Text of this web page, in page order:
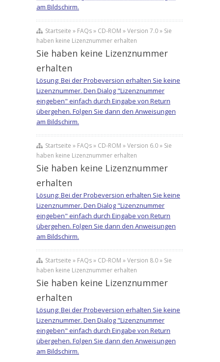
am Bildschirm.
Startseite » FAQs » CD-ROM » Version 7.0 » Sie
haben keine Lizenznummer erhalten
Sie haben keine Lizenznummer
erhalten
Lösung: Bei der Probeversion erhalten Sie keine
Lizenznummer. Den Dialog "Lizenznummer
eingeben" einfach durch Eingabe von Return
übergehen. Folgen Sie dann den Anweisungen
am Bildschirm.
Startseite » FAQs » CD-ROM » Version 6.0 » Sie
haben keine Lizenznummer erhalten
Sie haben keine Lizenznummer
erhalten
Lösung: Bei der Probeversion erhalten Sie keine
Lizenznummer. Den Dialog "Lizenznummer
eingeben" einfach durch Eingabe von Return
übergehen. Folgen Sie dann den Anweisungen
am Bildschirm.
Startseite » FAQs » CD-ROM » Version 8.0 » Sie
haben keine Lizenznummer erhalten
Sie haben keine Lizenznummer
erhalten
Lösung: Bei der Probeversion erhalten Sie keine
Lizenznummer. Den Dialog "Lizenznummer
eingeben" einfach durch Eingabe von Return
übergehen. Folgen Sie dann den Anweisungen
am Bildschirm.